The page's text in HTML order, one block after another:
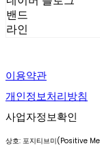
밴드
라인
이용약관
개인정보처리방침
사업자정보확인
상호: 포지티브미(Positive